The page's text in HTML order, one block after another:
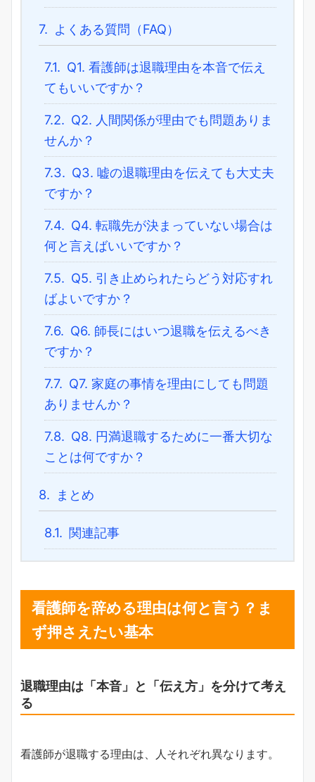
7. よくある質問（FAQ）
7.1. Q1. 看護師は退職理由を本音で伝え
てもいいですか？
7.2. Q2. 人間関係が理由でも問題ありま
せんか？
7.3. Q3. 嘘の退職理由を伝えても大丈夫
ですか？
7.4. Q4. 転職先が決まっていない場合は
何と言えばいいですか？
7.5. Q5. 引き止められたらどう対応すれ
ばよいですか？
7.6. Q6. 師長にはいつ退職を伝えるべき
ですか？
7.7. Q7. 家庭の事情を理由にしても問題
ありませんか？
7.8. Q8. 円満退職するために一番大切な
ことは何ですか？
8. まとめ
8.1. 関連記事
看護師を辞める理由は何と言う？ま
ず押さえたい基本
退職理由は「本音」と「伝え方」を分けて考え
る
看護師が退職する理由は、人それぞれ異なります。